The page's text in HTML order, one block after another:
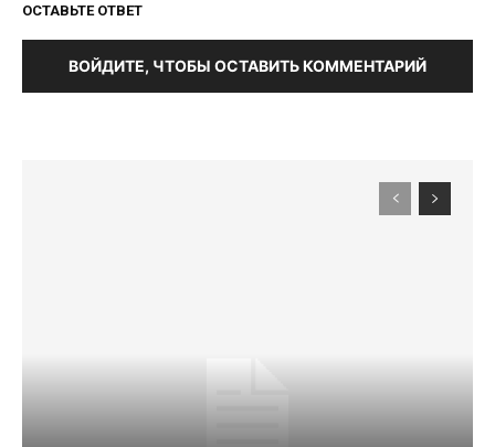
ОСТАВЬТЕ ОТВЕТ
ВОЙДИТЕ, ЧТОБЫ ОСТАВИТЬ КОММЕНТАРИЙ